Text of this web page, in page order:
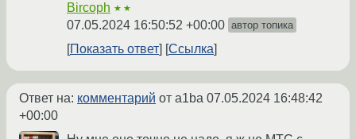
Bircoph ★★
07.05.2024 16:50:52 +00:00 автор топика
Показать ответ Ссылка
Ответ на: комментарий от a1ba 07.05.2024 16:48:42
+00:00